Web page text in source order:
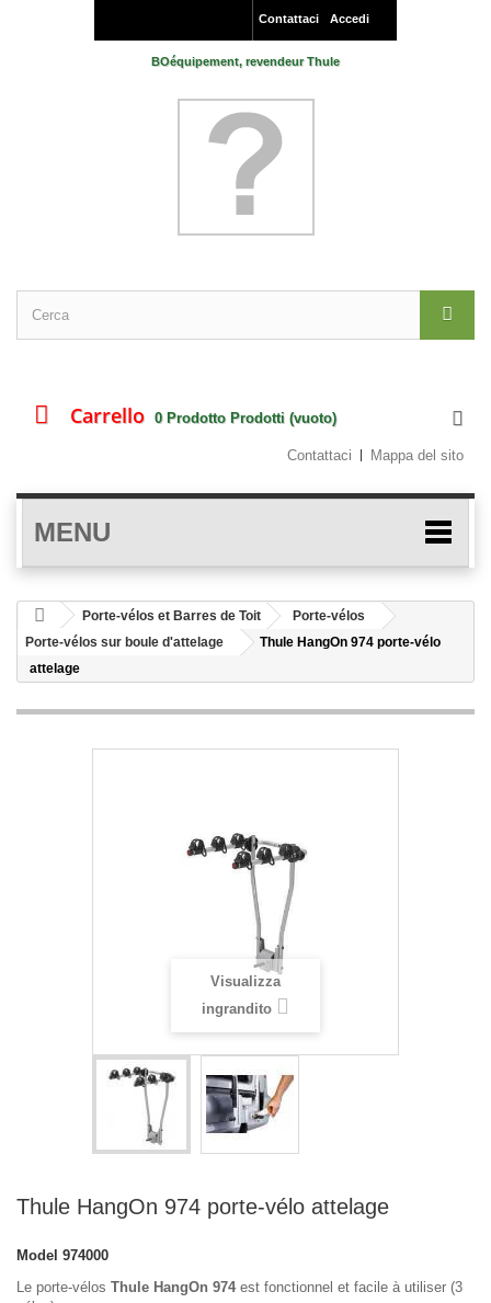
Accedi
Contattaci
BOéquipement, revendeur Thule
Carrello 0 Prodotto Prodotti (vuoto)
Contattaci Mappa del sito
MENU
Porte-vélos et Barres de Toit
Porte-vélos
Porte-vélos sur boule d'attelage
Thule HangOn 974 porte-vélo
attelage
Visualizza
ingrandito
Thule HangOn 974 porte-vélo attelage
Model 974000
Le porte-vélos Thule HangOn 974est fonctionnel et facile à utiliser (3